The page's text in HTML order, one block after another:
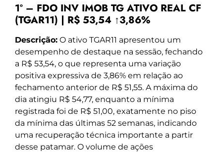
1º – FDO INV IMOB TG ATIVO REAL CF
(TGAR11) | R$ 53,54 ↑3,86%
Descrição: O ativo TGAR11 apresentou um
desempenho de destaque na sessão, fechando
a R$ 53,54, o que representa uma variação
positiva expressiva de 3,86% em relação ao
fechamento anterior de R$ 51,55. A máxima do
dia atingiu R$ 54,77, enquanto a mínima
registrada foi de R$ 51,00, exatamente no piso
da mínima das últimas 52 semanas, indicando
uma recuperação técnica importante a partir
desse patamar. O volume de ações